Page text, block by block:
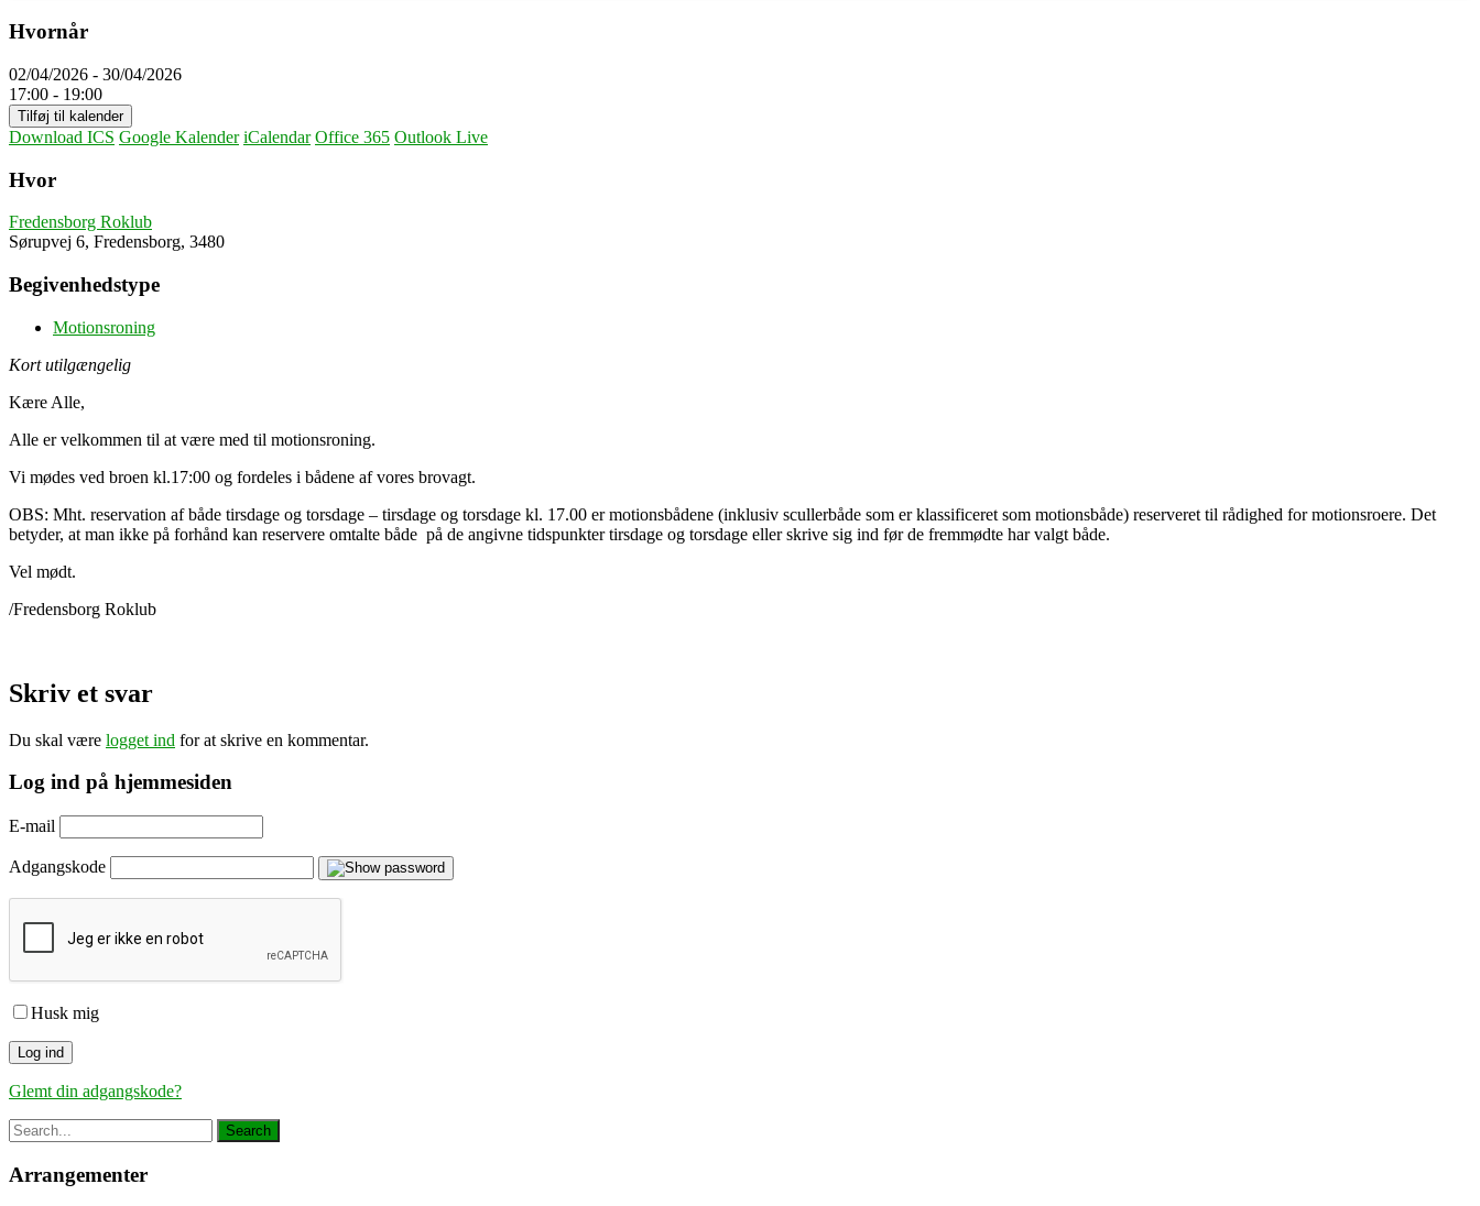
Hvornår
02/04/2026 - 30/04/2026
17:00 - 19:00
Tilføj til kalender
Download ICS Google Kalender iCalendar Office 365 Outlook Live
Hvor
Fredensborg Roklub
Sørupvej 6, Fredensborg, 3480
Begivenhedstype
Motionsroning
Kort utilgængelig
Kære Alle,
Alle er velkommen til at være med til motionsroning.
Vi mødes ved broen kl.17:00 og fordeles i bådene af vores brovagt.
OBS: Mht. reservation af både tirsdage og torsdage – tirsdage og torsdage kl. 17.00 er motionsbådene (inklusiv scullerbåde som er klassificeret som motionsbåde) reserveret til rådighed for motionsroere. Det
betyder, at man ikke på forhånd kan reservere omtalte både på de angivne tidspunkter tirsdage og torsdage eller skrive sig ind før de fremmødte har valgt både.
Vel mødt.
/Fredensborg Roklub
Skriv et svar
Du skal være logget ind for at skrive en kommentar.
Log ind på hjemmesiden
E-mail
Adgangskode
Husk mig
Glemt din adgangskode?
Arrangementer